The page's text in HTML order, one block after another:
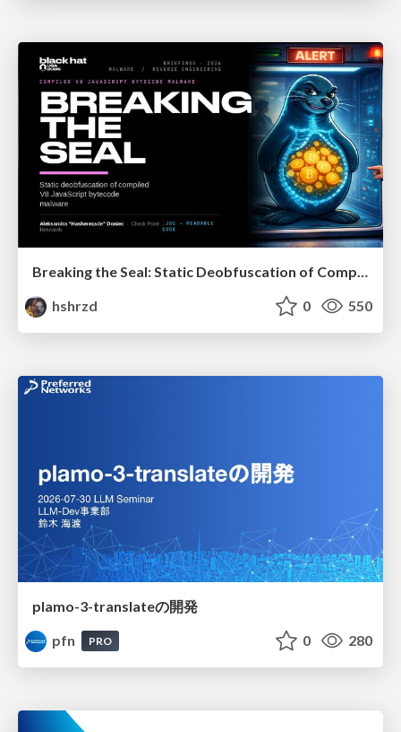
Breaking the Seal: Static Deobfuscation of Compiled V8 JavaScript Bytecode Malware
hshrzd
0 550
plamo-3-translateの開発
pfn
PRO 0 280